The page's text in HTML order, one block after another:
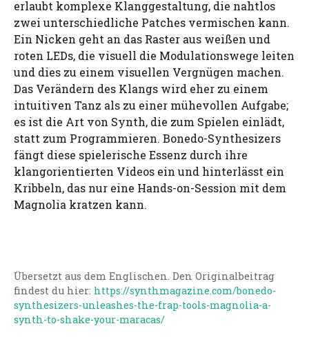
erlaubt komplexe Klanggestaltung, die nahtlos
zwei unterschiedliche Patches vermischen kann.
Ein Nicken geht an das Raster aus weißen und
roten LEDs, die visuell die Modulationswege leiten
und dies zu einem visuellen Vergnügen machen.
Das Verändern des Klangs wird eher zu einem
intuitiven Tanz als zu einer mühevollen Aufgabe;
es ist die Art von Synth, die zum Spielen einlädt,
statt zum Programmieren. Bonedo-Synthesizers
fängt diese spielerische Essenz durch ihre
klangorientierten Videos ein und hinterlässt ein
Kribbeln, das nur eine Hands-on-Session mit dem
Magnolia kratzen kann.
Übersetzt aus dem Englischen. Den Originalbeitrag
findest du hier: https://synthmagazine.com/bonedo-
synthesizers-unleashes-the-frap-tools-magnolia-a-
synth-to-shake-your-maracas/